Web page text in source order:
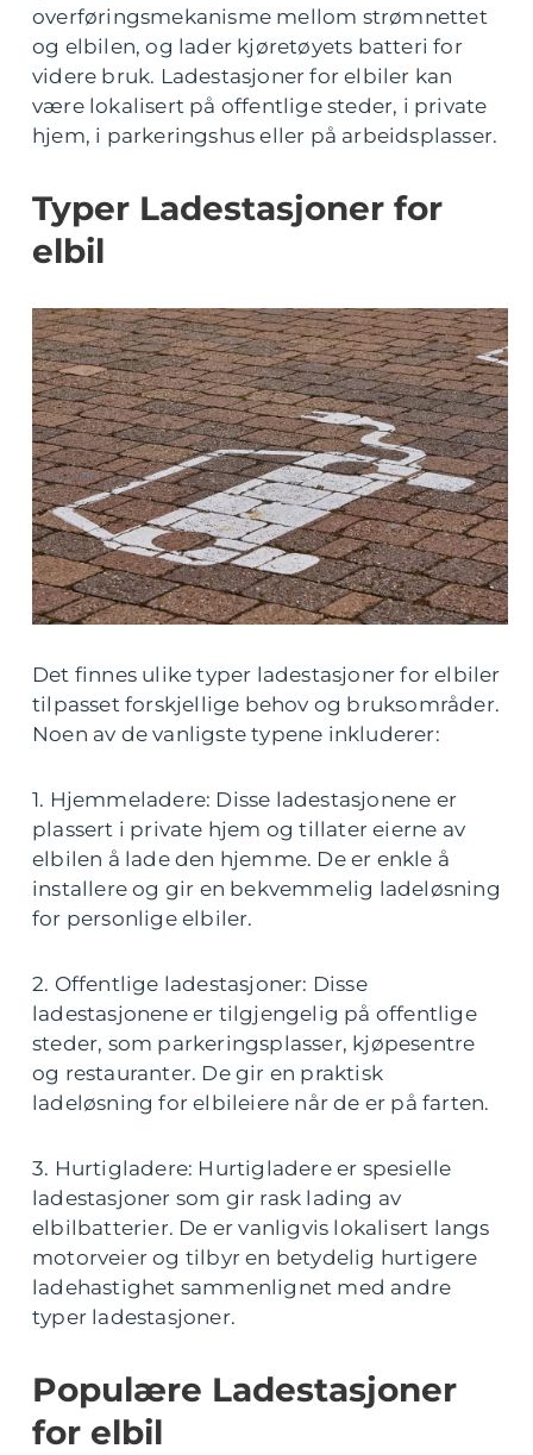
overføringsmekanisme mellom strømnettet
og elbilen, og lader kjøretøyets batteri for
videre bruk. Ladestasjoner for elbiler kan
være lokalisert på offentlige steder, i private
hjem, i parkeringshus eller på arbeidsplasser.
Typer Ladestasjoner for
elbil
Det finnes ulike typer ladestasjoner for elbiler
tilpasset forskjellige behov og bruksområder.
Noen av de vanligste typene inkluderer:
1. Hjemmeladere: Disse ladestasjonene er
plassert i private hjem og tillater eierne av
elbilen å lade den hjemme. De er enkle å
installere og gir en bekvemmelig ladeløsning
for personlige elbiler.
2. Offentlige ladestasjoner: Disse
ladestasjonene er tilgjengelig på offentlige
steder, som parkeringsplasser, kjøpesentre
og restauranter. De gir en praktisk
ladeløsning for elbileiere når de er på farten.
3. Hurtigladere: Hurtigladere er spesielle
ladestasjoner som gir rask lading av
elbilbatterier. De er vanligvis lokalisert langs
motorveier og tilbyr en betydelig hurtigere
ladehastighet sammenlignet med andre
typer ladestasjoner.
Populære Ladestasjoner
for elbil